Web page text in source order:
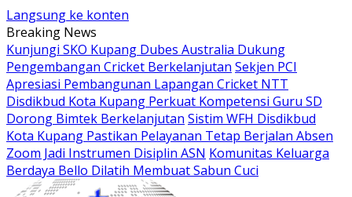
Langsung ke konten
Breaking News
Kunjungi SKO Kupang Dubes Australia Dukung
Pengembangan Cricket Berkelanjutan Sekjen PCI
Apresiasi Pembangunan Lapangan Cricket NTT
Disdikbud Kota Kupang Perkuat Kompetensi Guru SD
Dorong Bimtek Berkelanjutan Sistim WFH Disdikbud
Kota Kupang Pastikan Pelayanan Tetap Berjalan Absen
Zoom Jadi Instrumen Disiplin ASN Komunitas Keluarga
Berdaya Bello Dilatih Membuat Sabun Cuci